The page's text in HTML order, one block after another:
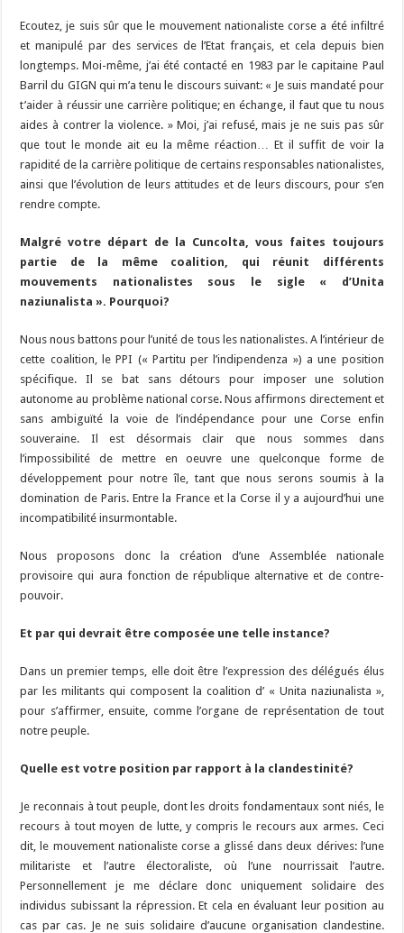
Ecoutez, je suis sûr que le mouvement nationaliste corse a été infiltré
et manipulé par des services de l’Etat français, et cela depuis bien
longtemps. Moi-même, j’ai été contacté en 1983 par le capitaine Paul
Barril du GIGN qui m’a tenu le discours suivant: « Je suis mandaté pour
t’aider à réussir une carrière politique; en échange, il faut que tu nous
aides à contrer la violence. » Moi, j’ai refusé, mais je ne suis pas sûr
que tout le monde ait eu la même réaction… Et il suffit de voir la
rapidité de la carrière politique de certains responsables nationalistes,
ainsi que l’évolution de leurs attitudes et de leurs discours, pour s’en
rendre compte.
Malgré votre départ de la Cuncolta, vous faites toujours
partie de la même coalition, qui réunit différents
mouvements nationalistes sous le sigle « d’Unita
naziunalista ». Pourquoi?
Nous nous battons pour l’unité de tous les nationalistes. A l’intérieur de
cette coalition, le PPI (« Partitu per l’indipendenza ») a une position
spécifique. Il se bat sans détours pour imposer une solution
autonome au problème national corse. Nous affirmons directement et
sans ambiguïté la voie de l’indépendance pour une Corse enfin
souveraine. Il est désormais clair que nous sommes dans
l’impossibilité de mettre en oeuvre une quelconque forme de
développement pour notre île, tant que nous serons soumis à la
domination de Paris. Entre la France et la Corse il y a aujourd’hui une
incompatibilité insurmontable.
Nous proposons donc la création d’une Assemblée nationale
provisoire qui aura fonction de république alternative et de contre-
pouvoir.
Et par qui devrait être composée une telle instance?
Dans un premier temps, elle doit être l’expression des délégués élus
par les militants qui composent la coalition d’ « Unita naziunalista »,
pour s’affirmer, ensuite, comme l’organe de représentation de tout
notre peuple.
Quelle est votre position par rapport à la clandestinité?
Je reconnais à tout peuple, dont les droits fondamentaux sont niés, le
recours à tout moyen de lutte, y compris le recours aux armes. Ceci
dit, le mouvement nationaliste corse a glissé dans deux dérives: l’une
militariste et l’autre électoraliste, où l’une nourrissait l’autre.
Personnellement je me déclare donc uniquement solidaire des
individus subissant la répression. Et cela en évaluant leur position au
cas par cas. Je ne suis solidaire d’aucune organisation clandestine.